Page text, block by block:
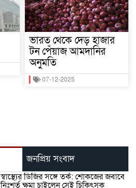
ভারত থেকে দেড় হাজার
টন পেঁয়াজ আমদানির
অনুমতি
07-12-2025
জনপ্রিয় সংবাদ
স্বাস্থ্যের ডিজির সঙ্গে তর্ক: শোকজের জবাবে
নিঃশর্ত ক্ষমা চাইলেন সেই চিকিৎসক